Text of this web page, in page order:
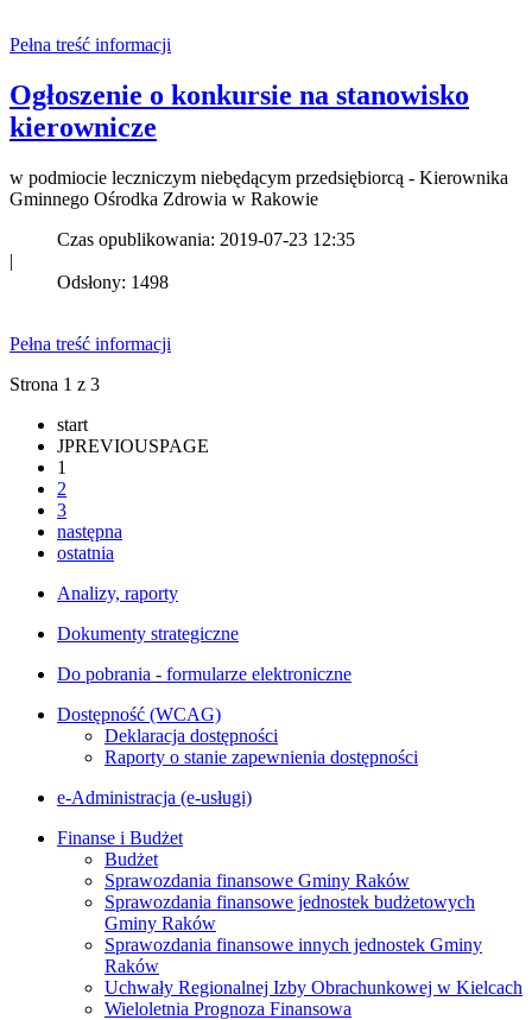
Pełna treść informacji
Ogłoszenie o konkursie na stanowisko
kierownicze
w podmiocie leczniczym niebędącym przedsiębiorcą - Kierownika
Gminnego Ośrodka Zdrowia w Rakowie
Czas opublikowania: 2019-07-23 12:35
|
Odsłony: 1498
Pełna treść informacji
Strona 1 z 3
start
JPREVIOUSPAGE
1
2
3
następna
ostatnia
Analizy, raporty
Dokumenty strategiczne
Do pobrania - formularze elektroniczne
Dostępność (WCAG)
Deklaracja dostępności
Raporty o stanie zapewnienia dostępności
e-Administracja (e-usługi)
Finanse i Budżet
Budżet
Sprawozdania finansowe Gminy Raków
Sprawozdania finansowe jednostek budżetowych
Gminy Raków
Sprawozdania finansowe innych jednostek Gminy
Raków
Uchwały Regionalnej Izby Obrachunkowej w Kielcach
Wieloletnia Prognoza Finansowa